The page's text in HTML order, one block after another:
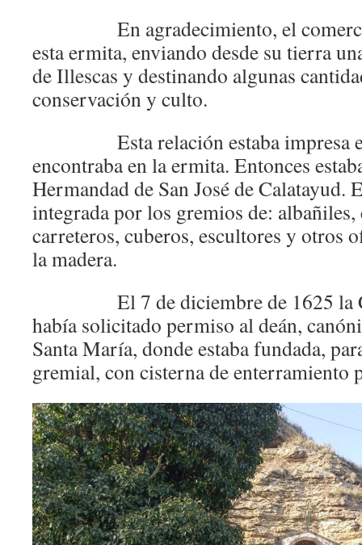
En agradecimiento, el
esta ermita, enviando desde su tierra
de Illescas y destinando algunas
conservación y culto.
Esta relación estaba impresa en
encontraba en la ermita. Entonces
Hermandad de San José de Calatayud.
integrada por los gremios de:
carreteros, cuberos, escultores y otros
la madera.
El 7 de diciembre de 1625 la
había solicitado permiso al deán,
Santa María, donde estaba fundada,
gremial, con cisterna de enterramiento